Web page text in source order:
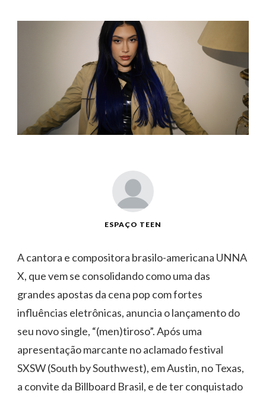
ESPAÇO TEEN
A cantora e compositora brasilo-americana UNNA
X, que vem se consolidando como uma das
grandes apostas da cena pop com fortes
influências eletrônicas, anuncia o lançamento do
seu novo single, “(men)tiroso”. Após uma
apresentação marcante no aclamado festival
SXSW (South by Southwest), em Austin, no Texas,
a convite da Billboard Brasil, e de ter conquistado